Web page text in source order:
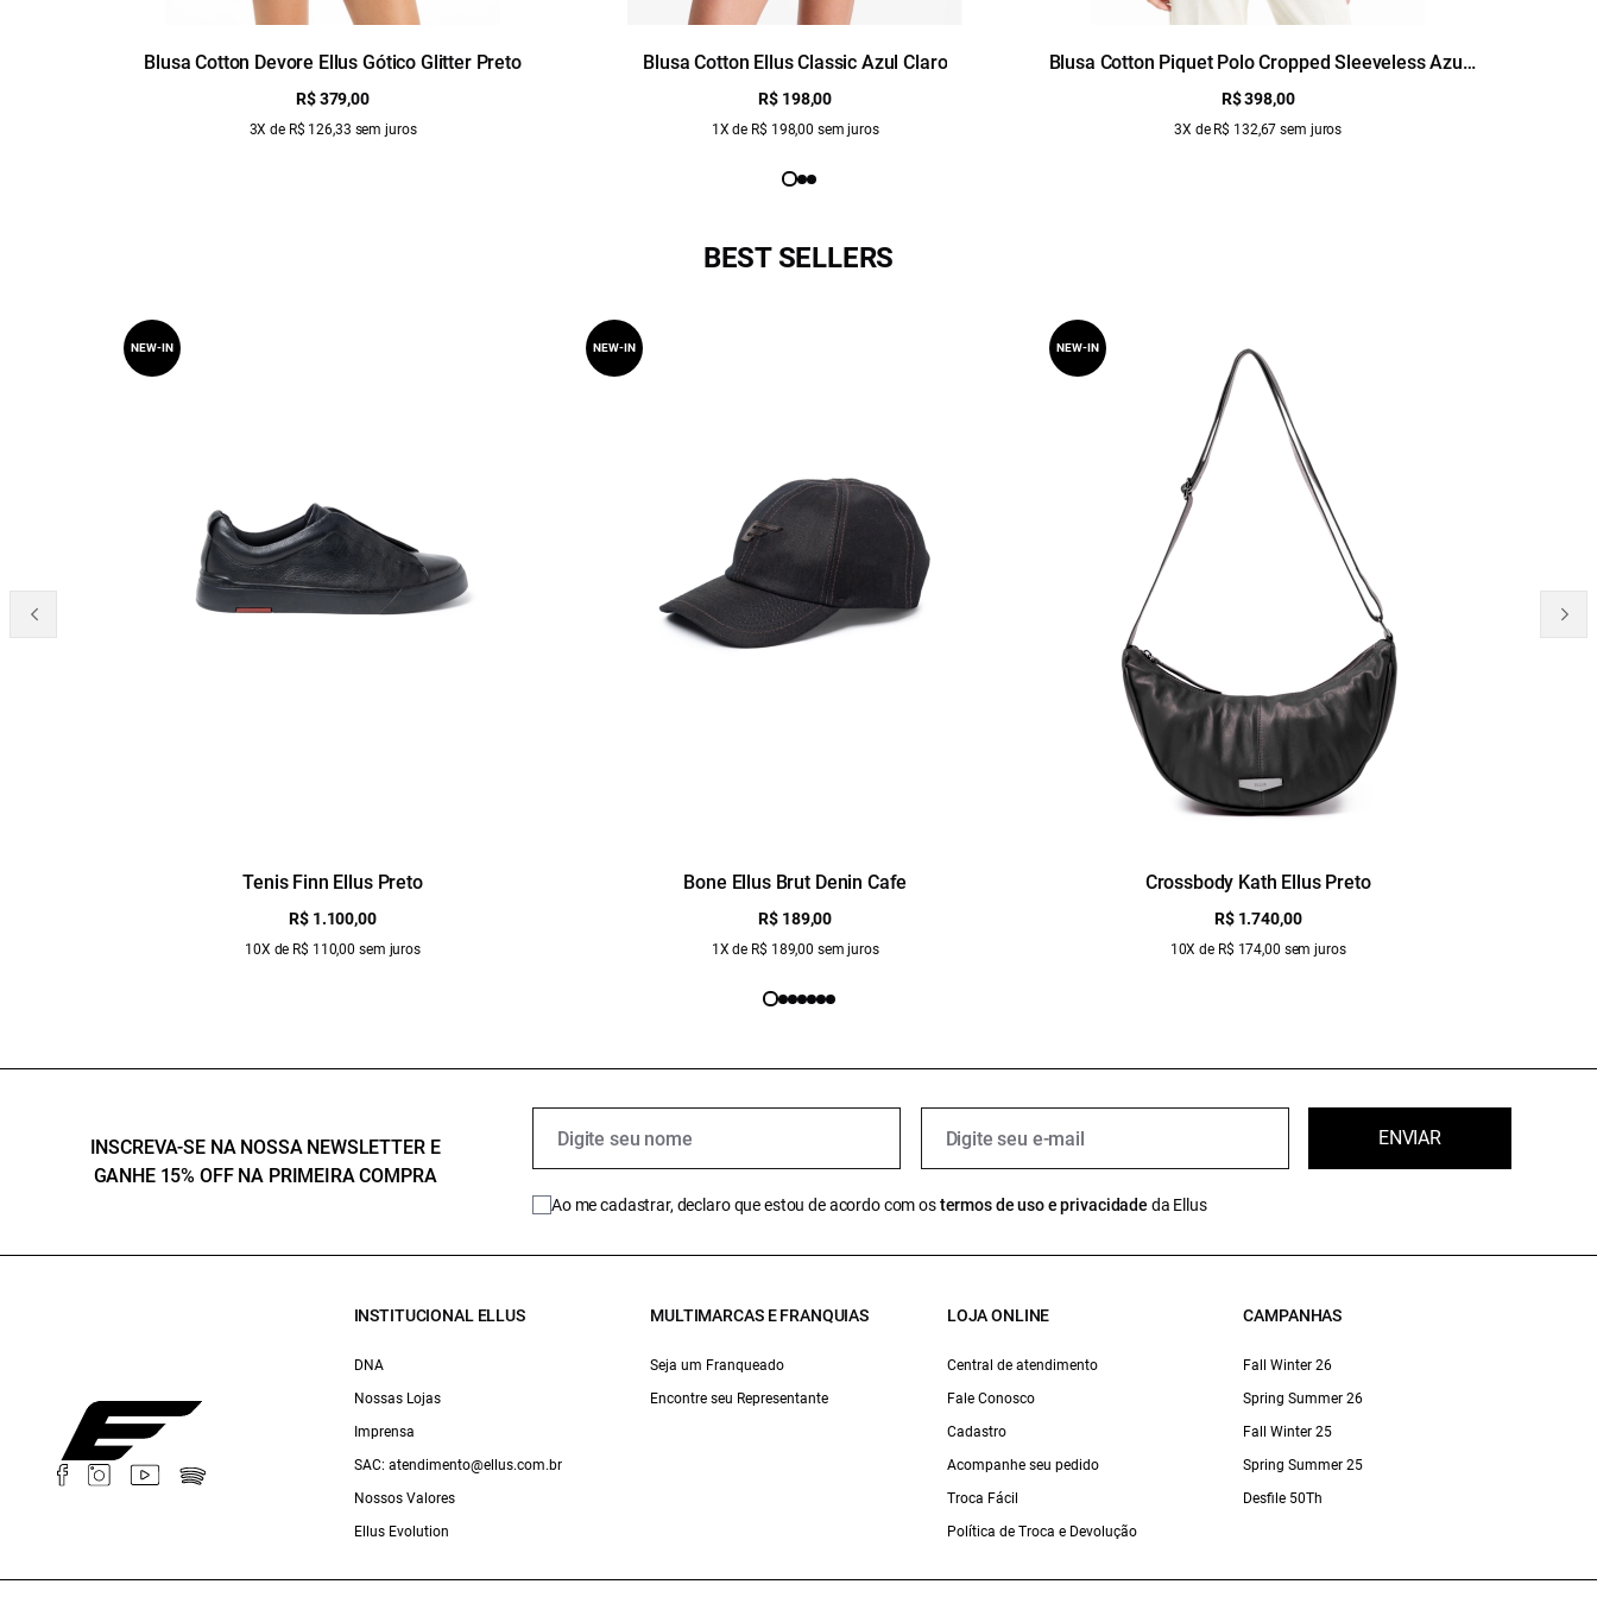
Blusa Cotton Devore Ellus Gótico Glitter Preto
R$ 379,00
3X de R$ 126,33 sem juros
Blusa Cotton Ellus Classic Azul Claro
R$ 198,00
1X de R$ 198,00 sem juros
Blusa Cotton Piquet Polo Cropped Sleeveless Azul
Jeans
R$ 398,00
3X de R$ 132,67 sem juros
BEST SELLERS
Tenis Finn Ellus Preto
R$ 1.100,00
10X de R$ 110,00 sem juros
NEW-IN
Bone Ellus Brut Denin Cafe
R$ 189,00
1X de R$ 189,00 sem juros
NEW-IN
Crossbody Kath Ellus Preto
R$ 1.740,00
10X de R$ 174,00 sem juros
NEW-IN
INSCREVA-SE NA NOSSA NEWSLETTER E
GANHE 15% OFF NA PRIMEIRA COMPRA
ENVIAR
Ao me cadastrar, declaro que estou de acordo com ostermos de uso e privacidade da Ellus
INSTITUCIONAL ELLUS
DNA
Nossas Lojas
Imprensa
SAC: atendimento@ellus.com.br
Nossos Valores
Ellus Evolution
MULTIMARCAS E FRANQUIAS
Seja um Franqueado
Encontre seu Representante
LOJA ONLINE
Central de atendimento
Fale Conosco
Cadastro
Acompanhe seu pedido
Troca Fácil
Política de Troca e Devolução
CAMPANHAS
Fall Winter 26
Spring Summer 26
Fall Winter 25
Spring Summer 25
Desfile 50Th